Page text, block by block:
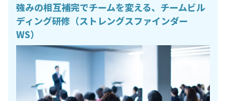
強みの相互補完でチームを変える、チームビル
ディング研修（ストレングスファインダー
WS）